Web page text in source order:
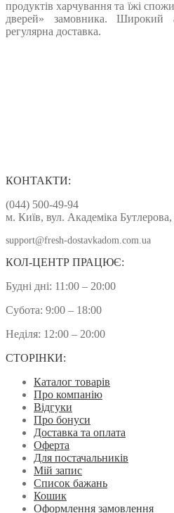
продуктів харчування та їжі
дверей» замовника. Широкий
регулярна доставка.
КОНТАКТИ:
(044) 500-49-94
м. Київ, вул. Академіка
support@fresh-dostavkadom.com.ua
КОЛ-ЦЕНТР ПРАЦЮЄ:
Будні дні: 11:00 – 20:00
Субота: 9:00 – 18:00
Неділя: 12:00 – 20:00
СТОРІНКИ:
Каталог товарів
Про компанію
Відгуки
Про бонуси
Доставка та оплата
Оферта
Для постачальників
Мій запис
Список бажань
Кошик
Оформлення замовлення